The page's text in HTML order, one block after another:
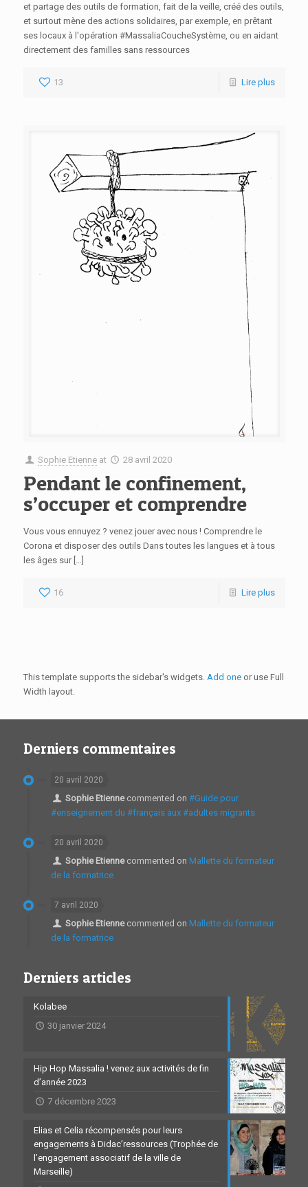
et partage des outils de formation, fait de la veille, créé des outils,
et surtout mène des actions solidaires, par exemple, en prêtant
ses locaux à l'opération #MassaliaCoucheSystème, ou en aidant
directement des familles sans ressources
13 Lire plus
Sophie Etienne at 28 avril 2020
Pendant le confinement,
s’occuper et comprendre
Vous vous ennuyez ? venez jouer avec nous ! Comprendre le
Corona et disposer des outils Dans toutes les langues et à tous
les âges sur […]
16 Lire plus
This template supports the sidebar's widgets. Add oneor use Full
Width layout.
Derniers commentaires
20 avril 2020
Sophie Etiennecommented on #Guide pour
#enseignement du #français aux #adultes migrants
20 avril 2020
Sophie Etiennecommented on Mallette du formateur
de la formatrice
7 avril 2020
Sophie Etiennecommented on Mallette du formateur
de la formatrice
Derniers articles
Kolabee
30 janvier 2024
Hip Hop Massalia ! venez aux activités de fin
d’année 2023
7 décembre 2023
Elias et Celia récompensés pour leurs
engagements à Didac’ressources (Trophée de
l’engagement associatif de la ville de
Marseille)